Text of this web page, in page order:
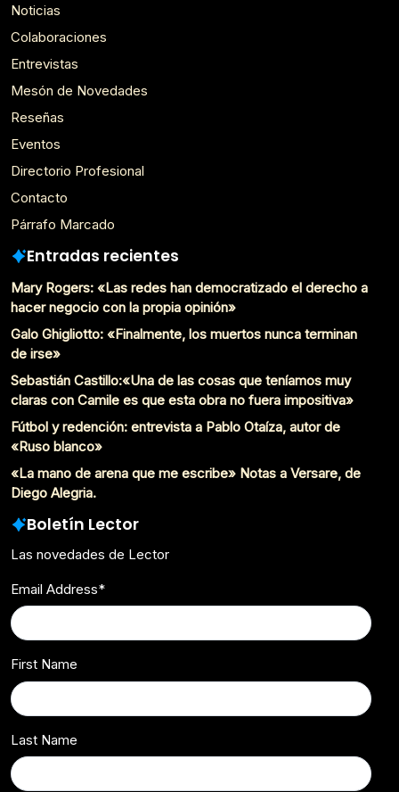
Noticias
Colaboraciones
Entrevistas
Mesón de Novedades
Reseñas
Eventos
Directorio Profesional
Contacto
Párrafo Marcado
Entradas recientes
Mary Rogers: «Las redes han democratizado el derecho a
hacer negocio con la propia opinión»
Galo Ghigliotto: «Finalmente, los muertos nunca terminan
de irse»
Sebastián Castillo:«Una de las cosas que teníamos muy
claras con Camile es que esta obra no fuera impositiva»
Fútbol y redención: entrevista a Pablo Otaíza, autor de
«Ruso blanco»
«La mano de arena que me escribe» Notas a Versare, de
Diego Alegria.
Boletín Lector
Las novedades de Lector
Email Address*
First Name
Last Name